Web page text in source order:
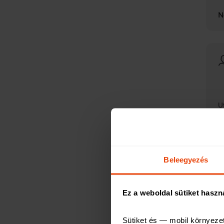
Beleegyezés
Ez a weboldal sütiket
Sütiket és — mobil